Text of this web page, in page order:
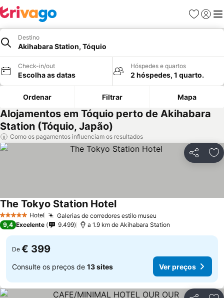
Favoritos
Iniciar
Destino
Akihabara Station, Tóquio
Check-in/out
Escolha as datas
Hóspedes e quartos
2 hóspedes, 1 quarto.
Ordenar Filtrar Mapa
Alojamentos em Tóquio perto de Akihabara
Station (Tóquio, Japão)
Como os pagamentos influenciam os resultados
Partilhar
5 Estrelas Hotel Galerias de corredores estilo museu
The Tokyo Station Hotel
9,4 Excelente 9.499 a 1.9 km de Akihabara Station
De € 399
Consulte os preços de 13 sites Ver preços